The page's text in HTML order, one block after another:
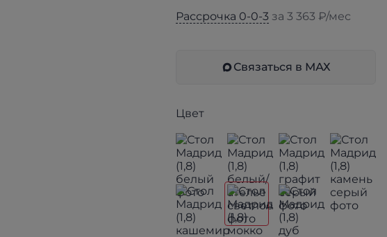
Рассрочка 0-0-3 за 3 363 ₽/мес
Связаться в МАХ
Цвет